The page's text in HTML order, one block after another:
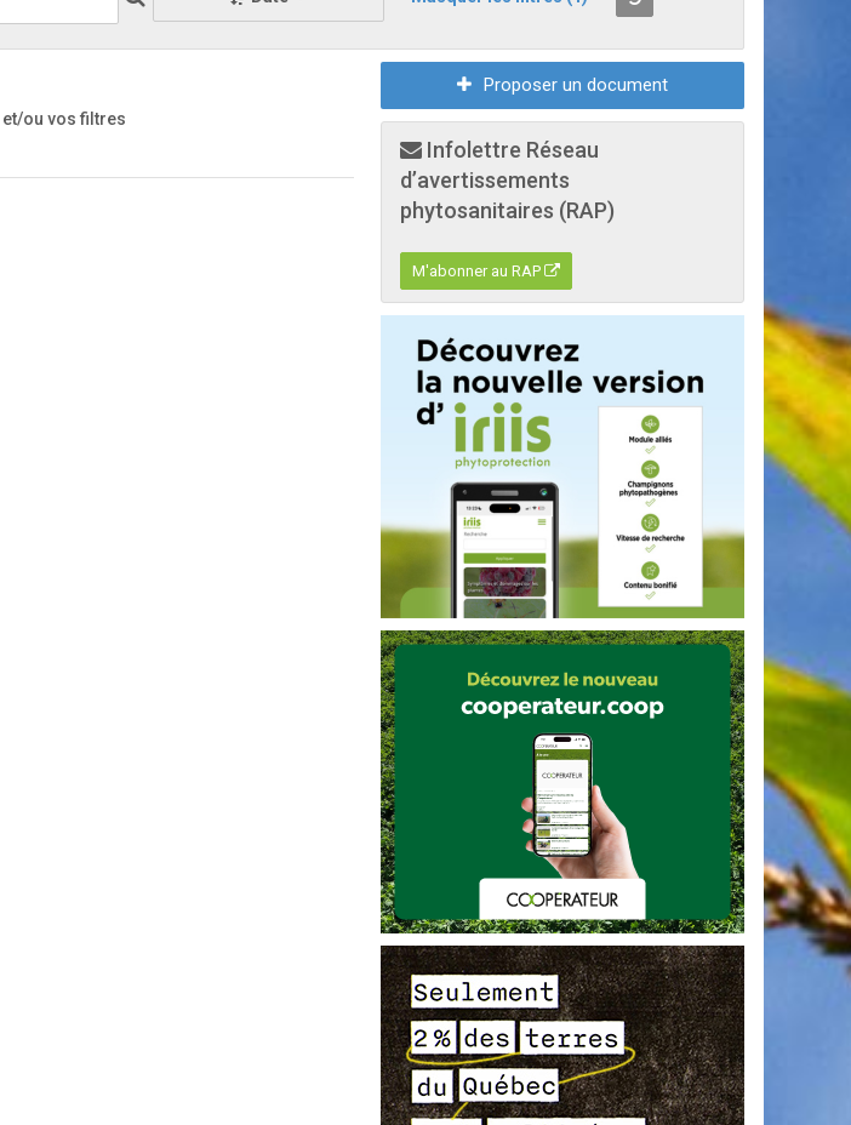
et/ou vos filtres
Proposer un document
Infolettre Réseau
d’avertissements
phytosanitaires (RAP)
M'abonner au RAP